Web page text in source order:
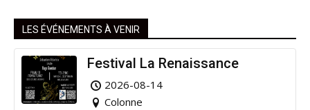
LES ÉVÉNEMENTS À VENIR
Festival La Renaissance
2026-08-14
Colonne